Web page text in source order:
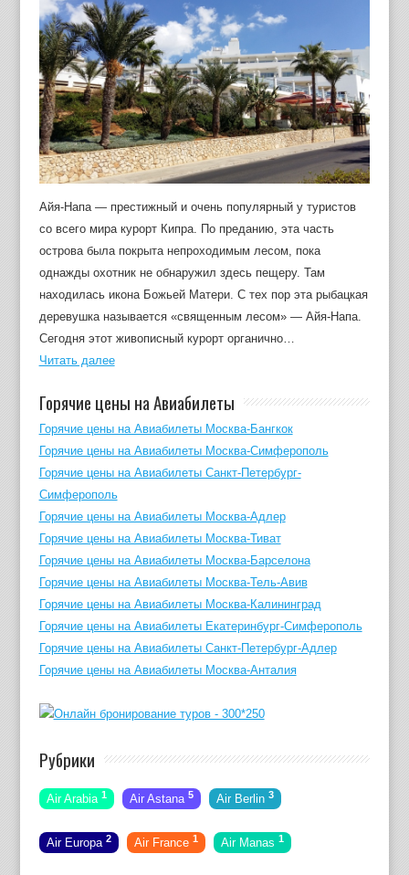
Айя-Напа — престижный и очень популярный у туристов
со всего мира курорт Кипра. По преданию, эта часть
острова была покрыта непроходимым лесом, пока
однажды охотник не обнаружил здесь пещеру. Там
находилась икона Божьей Матери. С тех пор эта рыбацкая
деревушка называется «священным лесом» — Айя-Напа.
Сегодня этот живописный курорт органично…
Читать далее
Горячие цены на Авиабилеты
Горячие цены на Авиабилеты Москва-Бангкок
Горячие цены на Авиабилеты Москва-Симферополь
Горячие цены на Авиабилеты Санкт-Петербург-
Симферополь
Горячие цены на Авиабилеты Москва-Адлер
Горячие цены на Авиабилеты Москва-Тиват
Горячие цены на Авиабилеты Москва-Барселона
Горячие цены на Авиабилеты Москва-Тель-Авив
Горячие цены на Авиабилеты Москва-Калининград
Горячие цены на Авиабилеты Екатеринбург-Симферополь
Горячие цены на Авиабилеты Санкт-Петербург-Адлер
Горячие цены на Авиабилеты Москва-Анталия
Рубрики
Air Arabia 1 Air Astana 5 Air Berlin 3
Air Europa 2 Air France 1 Air Manas 1